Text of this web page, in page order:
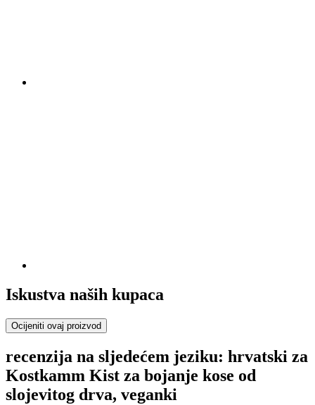
Iskustva naših kupaca
Ocijeniti ovaj proizvod
recenzija na sljedećem jeziku: hrvatski za
Kostkamm Kist za bojanje kose od
slojevitog drva, veganki